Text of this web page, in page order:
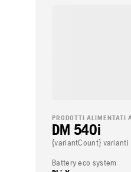
PRODOTTI ALIMENTATI
DM 540i
{variantCount} varianti
Battery eco system